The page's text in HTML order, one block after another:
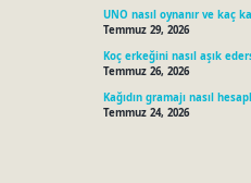
UNO nasıl oynanır ve kaç
Temmuz 29, 2026
Koç erkeğini nasıl aşık
Temmuz 26, 2026
Kağıdın gramajı nasıl
Temmuz 24, 2026